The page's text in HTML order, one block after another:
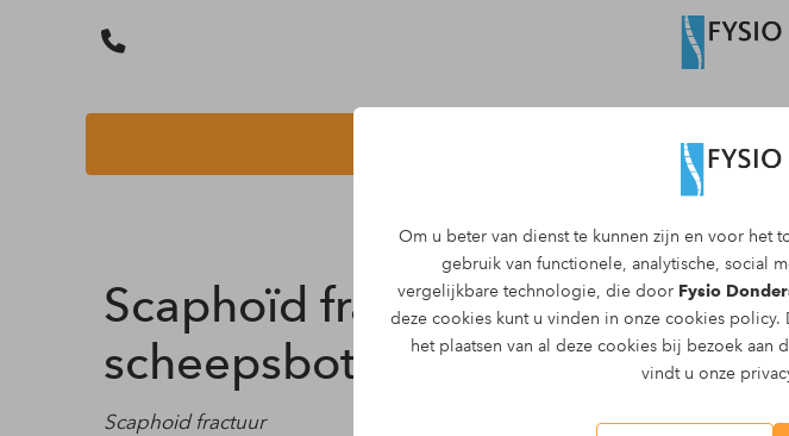
Om u beter van dienst te kunnen zijn en voor het
gebruik van functionele, analytische, social
vergelijkbare technologie, die door Fysio
deze cookies kunt u vinden in onze cookies policy.
het plaatsen van al deze cookies bij bezoek aan
vindt u onze
Maak
Scaphoïd fractuur: Breuk van
scheepsbotje
Scaphoid fractuur